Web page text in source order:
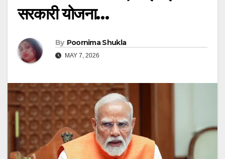
सरकारी योजना…
By Poornima Shukla
MAY 7, 2026